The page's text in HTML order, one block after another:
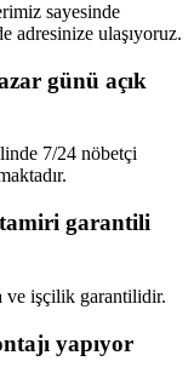
sayesinde
adresinize ulaşıyoruz.
günü açık
7/24 nöbetçi
garantili
ve işçilik garantilidir.
yapıyor